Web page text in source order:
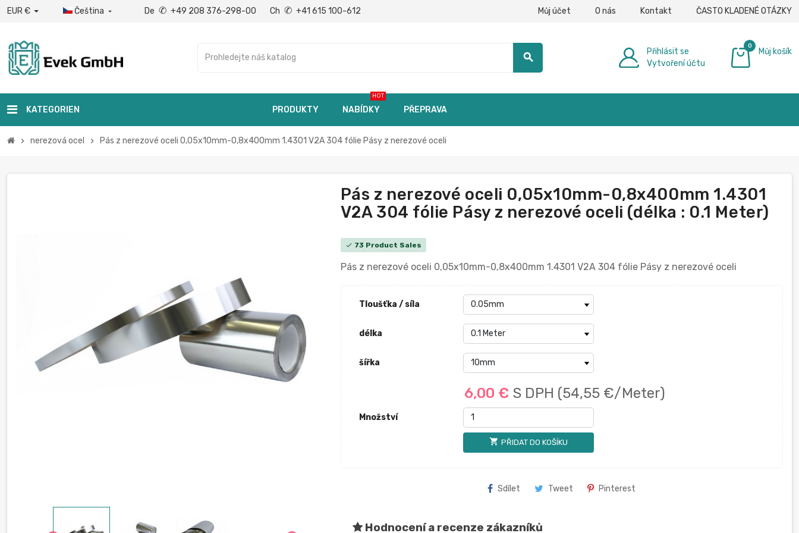
EUR € Čeština  De ✆ +49 208 376-298-00 Ch ✆ +41 615 100-612 Můj účet O nás Kontakt ČASTO KLADENÉ OTÁZKY
search
Přihlásit se
Vytvoření účtu
0
Můj košík
KATEGORIEN PRODUKTY NABÍDKY
HOT
PŘEPRAVA
chevron_right nerezová ocel chevron_right Pás z nerezové oceli 0,05x10mm-0,8x400mm 1.4301 V2A 304 fólie Pásy z nerezové oceli
Pás z nerezové oceli 0,05x10mm-0,8x400mm 1.4301
V2A 304 fólie Pásy z nerezové oceli (délka : 0.1 Meter)
check 73 Product Sales
Pás z nerezové oceli 0,05x10mm-0,8x400mm 1.4301 V2A 304 fólie Pásy z nerezové oceli
Tloušťka / síla
délka
šířka
6,00 € S DPH (54,55 €/Meter)
Množství
shopping_cart PŘIDAT DO KOŠÍKU
Sdílet Tweet Pinterest
Hodnocení a recenze zákazníků